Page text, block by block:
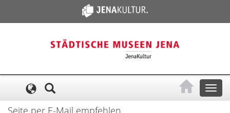
Toggle
Seite per E-Mail empfehlen